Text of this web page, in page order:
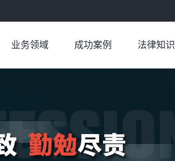
业务领域 成功案例 法律知识